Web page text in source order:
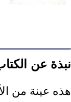
نبذة عن
هذه عينة من